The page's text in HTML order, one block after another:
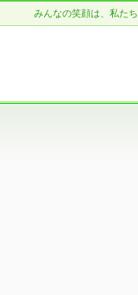
みんなの笑顔は、私たち